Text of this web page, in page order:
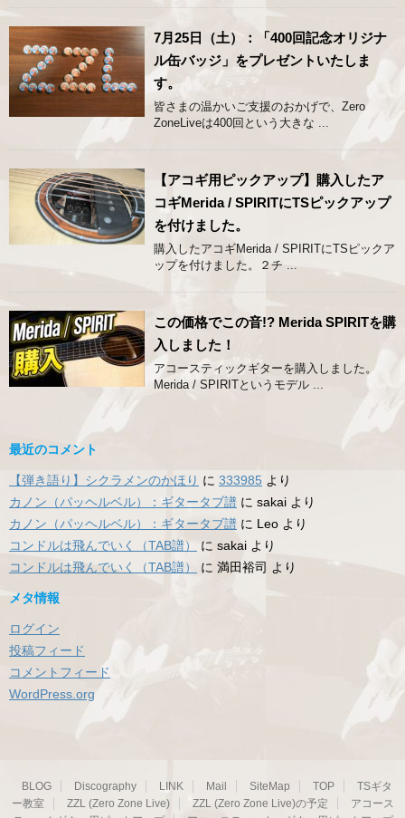
7月25日（土）：「400回記念オリジナ
ル缶バッジ」をプレゼントいたしま
す。
皆さまの温かいご支援のおかげで、Zero
ZoneLiveは400回という大きな ...
【アコギ用ピックアップ】購入したア
コギMerida / SPIRITにTSピックアップ
を付けました。
購入したアコギMerida / SPIRITにTSピックア
ップを付けました。２チ ...
この価格でこの音!? Merida SPIRITを購
入しました！
アコースティックギターを購入しました。
Merida / SPIRITというモデル ...
最近のコメント
【弾き語り】シクラメンのかほり に 333985 より
カノン（パッヘルベル）：ギタータブ譜 に sakai より
カノン（パッヘルベル）：ギタータブ譜 に Leo より
コンドルは飛んでいく（TAB譜）
に sakai より
コンドルは飛んでいく（TAB譜）
に 満田裕司 より
メタ情報
ログイン
投稿フィード
コメントフィード
WordPress.org
BLOG Discography LINK Mail SiteMap TOP
TSギタ
ー教室
ZZL (Zero Zone Live) ZZL (Zero Zone Live)の予定
アコース